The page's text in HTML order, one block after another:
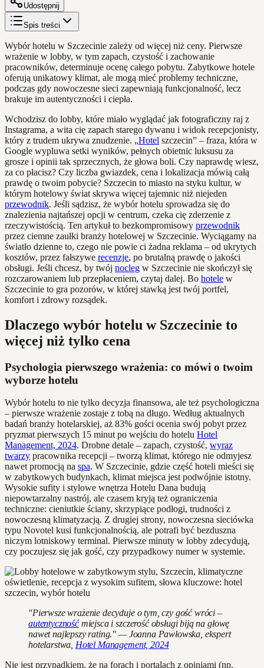
Udostępnij
Spis treści
Wybór hotelu w Szczecinie zależy od więcej niż ceny. Pierwsze
wrażenie w lobby, w tym zapach, czystość i zachowanie
pracowników, determinuje ocenę całego pobytu. Zabytkowe hotele
oferują unikatowy klimat, ale mogą mieć problemy techniczne,
podczas gdy nowoczesne sieci zapewniają funkcjonalność, lecz
brakuje im autentyczności i ciepła.
Wchodzisz do lobby, które miało wyglądać jak fotograficzny raj z
Instagrama, a wita cię zapach starego dywanu i widok recepcjonisty,
który z trudem ukrywa znudzenie. „Hotel szczecin” – fraza, która w
Google wypluwa setki wyników, pełnych obietnic luksusu za
grosze i opinii tak sprzecznych, że głowa boli. Czy naprawdę wiesz,
za co płacisz? Czy liczba gwiazdek, cena i lokalizacja mówią całą
prawdę o twoim pobycie? Szczecin to miasto na styku kultur, w
którym hotelowy świat skrywa więcej tajemnic niż niejeden
przewodnik. Jeśli sądzisz, że wybór hotelu sprowadza się do
znalezienia najtańszej opcji w centrum, czeka cię zderzenie z
rzeczywistością. Ten artykuł to bezkompromisowy przewodnik
przez ciemne zaułki branży hotelowej w Szczecinie. Wyciągamy na
światło dzienne to, czego nie powie ci żadna reklama – od ukrytych
kosztów, przez fałszywe recenzje, po brutalną prawdę o jakości
obsługi. Jeśli chcesz, by twój nocleg w Szczecinie nie skończył się
rozczarowaniem lub przepłaceniem, czytaj dalej. Bo hotele w
Szczecinie to gra pozorów, w której stawką jest twój portfel,
komfort i zdrowy rozsądek.
Dlaczego wybór hotelu w Szczecinie to
więcej niż tylko cena
Psychologia pierwszego wrażenia: co mówi o twoim
wyborze hotelu
Wybór hotelu to nie tylko decyzja finansowa, ale też psychologiczna
– pierwsze wrażenie zostaje z tobą na długo. Według aktualnych
badań branży hotelarskiej, aż 83% gości ocenia swój pobyt przez
pryzmat pierwszych 15 minut po wejściu do hotelu Hotel
Management, 2024. Drobne detale – zapach, czystość, wyraz
twarzy pracownika recepcji – tworzą klimat, którego nie odmyjesz
nawet promocją na spa. W Szczecinie, gdzie część hoteli mieści się
w zabytkowych budynkach, klimat miejsca jest podwójnie istotny.
Wysokie sufity i stylowe wnętrza Hotelu Dana budują
niepowtarzalny nastrój, ale czasem kryją też ograniczenia
techniczne: cieniutkie ściany, skrzypiące podłogi, trudności z
nowoczesną klimatyzacją. Z drugiej strony, nowoczesna sieciówka
typu Novotel kusi funkcjonalnością, ale potrafi być bezduszna
niczym lotniskowy terminal. Pierwsze minuty w lobby zdecydują,
czy poczujesz się jak gość, czy przypadkowy numer w systemie.
"Pierwsze wrażenie decyduje o tym, czy gość wróci –
autentycznośćmiejsca i szczerość obsługi biją na głowę
nawet najlepszy rating." — Joanna Pawłowska, ekspert
hotelarstwa, Hotel Management, 2024
Nie jest przypadkiem, że na forach i portalach z opiniami (np.